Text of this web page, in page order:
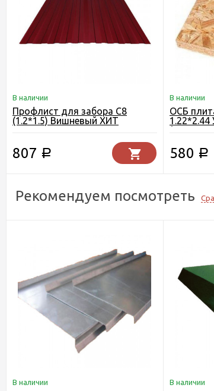
В наличии
Профлист для забора С8
(1.2*1.5) Вишневый ХИТ
807 Р
В наличии
ОСБ
1.22*2.44
580 Р
Рекомендуем посмотреть
В наличии В наличии